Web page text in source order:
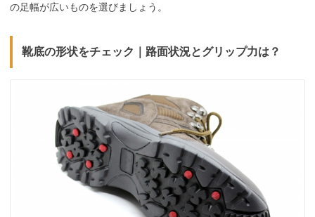
の足幅が広いものを選びましょう。
靴底の形状をチェック｜路面状況とグリップ力は？